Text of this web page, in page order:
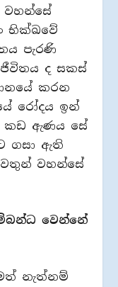
වහන්සේ
භික්ඛවේ
පැරණි
ද සකස්
කරන
රෝදය ඉන්
කඩ ඇණය සේ
ගසා ඇති
වහන්සේ
වෙන්නේ
නැත්නම්